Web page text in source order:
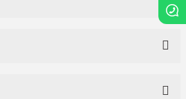
henüz soru sorulmamış.